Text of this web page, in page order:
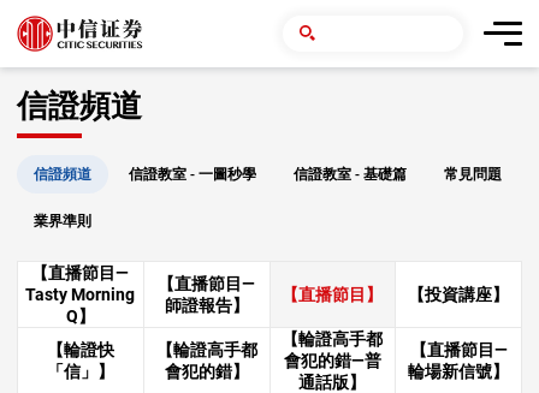
信證頻道
信證頻道 信證教室 - 一圖秒學 信證教室 - 基礎篇 常見問題
業界準則
【直播節目—
Tasty Morning
Q】
【直播節目—
師證報告】
【直播節目】 【投資講座】
【輪證快
「信」】
【輪證高手都
會犯的錯】
【輪證高手都
會犯的錯—普
通話版】
【直播節目—
輪場新信號】